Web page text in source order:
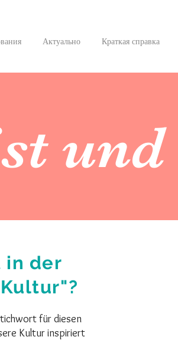
Актуально Краткая справка
in der
für diesen
Kultur inspiriert